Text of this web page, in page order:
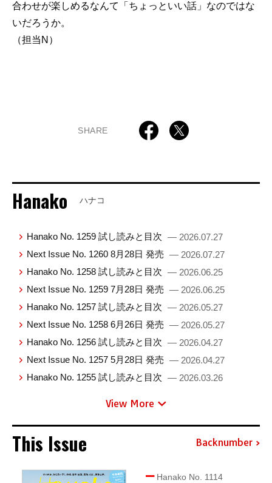
合わせが楽しめるなんて「ちょっといい話」なのではな
いだろうか。
（担当N）
SHARE
Hanako ハナコ
Hanako No. 1259 試し読みと目次 — 2026.07.27
Next Issue No. 1260 8月28日 発売 — 2026.07.27
Hanako No. 1258 試し読みと目次 — 2026.06.25
Next Issue No. 1259 7月28日 発売 — 2026.06.25
Hanako No. 1257 試し読みと目次 — 2026.05.27
Next Issue No. 1258 6月26日 発売 — 2026.05.27
Hanako No. 1256 試し読みと目次 — 2026.04.27
Next Issue No. 1257 5月28日 発売 — 2026.04.27
Hanako No. 1255 試し読みと目次 — 2026.03.26
View More
This Issue Backnumber
Hanako No. 1114